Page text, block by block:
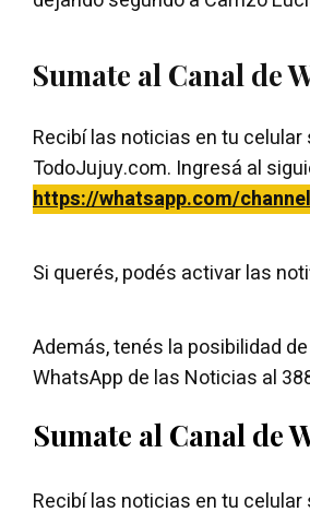
Sumate al Canal de
Recibí las noticias en tu
TodoJujuy.com. Ingresá al
https://whatsapp.com/
Si querés, podés activar las
Además, tenés la posibilidad
WhatsApp de las Noticias al
Sumate al Canal de
Recibí las noticias en tu